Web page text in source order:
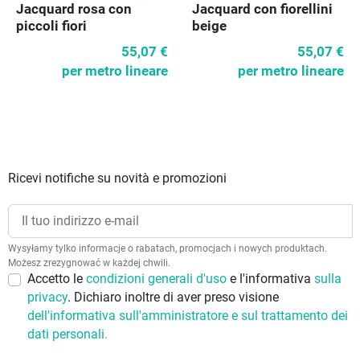
Jacquard rosa con
piccoli fiori
55,07 €
per metro lineare
Jacquard con fiorellini
beige
55,07 €
per metro lineare
Ricevi notifiche su novità e promozioni
Wysyłamy tylko informacje o rabatach, promocjach i nowych produktach.
Możesz zrezygnować w każdej chwili.
Accetto le condizioni generali d'uso e l'informativa sulla
privacy. Dichiaro inoltre di aver preso visione
dell'informativa sull'amministratore e sul trattamento dei
dati personali.